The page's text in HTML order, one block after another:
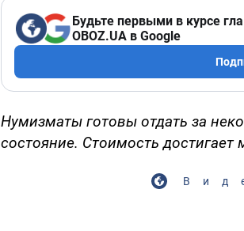
Будьте первыми в курсе
OBOZ.UA в Google
Нумизматы готовы отдать за
состояние. Стоимость достигает